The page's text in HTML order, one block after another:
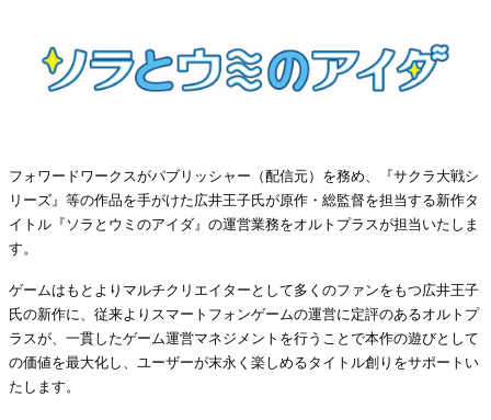
フォワードワークスがパブリッシャー（配信元）を務め、『サクラ大戦シ
リーズ』等の作品を手がけた広井王子氏が原作・総監督を担当する新作タ
イトル『ソラとウミのアイダ』の運営業務をオルトプラスが担当いたしま
す。
ゲームはもとよりマルチクリエイターとして多くのファンをもつ広井王子
氏の新作に、従来よりスマートフォンゲームの運営に定評のあるオルトプ
ラスが、一貫したゲーム運営マネジメントを行うことで本作の遊びとして
の価値を最大化し、ユーザーが末永く楽しめるタイトル創りをサポートい
たします。